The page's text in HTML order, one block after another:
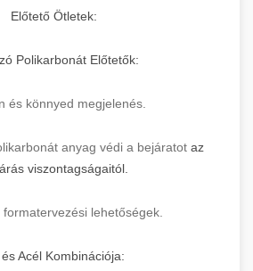
Előtető Ötletek:
Polikarbonát Előtetők:
és könnyed megjelenés.
anyag védi a bejáratot az
viszontagságaitól.
formatervezési lehetőségek.
Acél Kombinációja: